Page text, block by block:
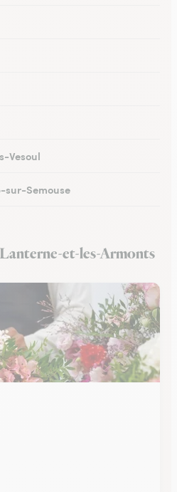
Vesoul
sur-Semouse
et-Saint-Albin
et-les-Armonts